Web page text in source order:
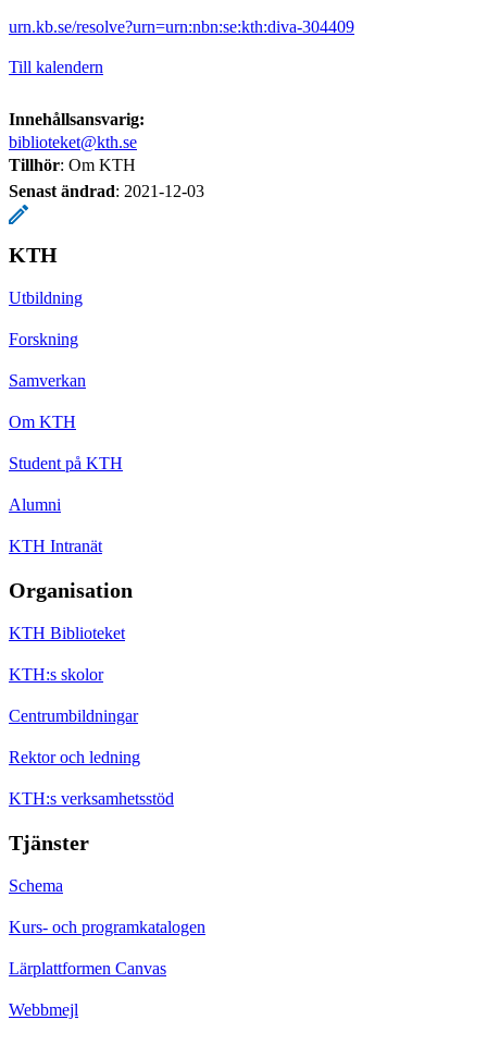
urn.kb.se/resolve?urn=urn:nbn:se:kth:diva-304409
Till kalendern
Innehållsansvarig:
biblioteket@kth.se
Tillhör: Om KTH
Senast ändrad: 2021-12-03
KTH
Utbildning
Forskning
Samverkan
Om KTH
Student på KTH
Alumni
KTH Intranät
Organisation
KTH Biblioteket
KTH:s skolor
Centrumbildningar
Rektor och ledning
KTH:s verksamhetsstöd
Tjänster
Schema
Kurs- och programkatalogen
Lärplattformen Canvas
Webbmejl